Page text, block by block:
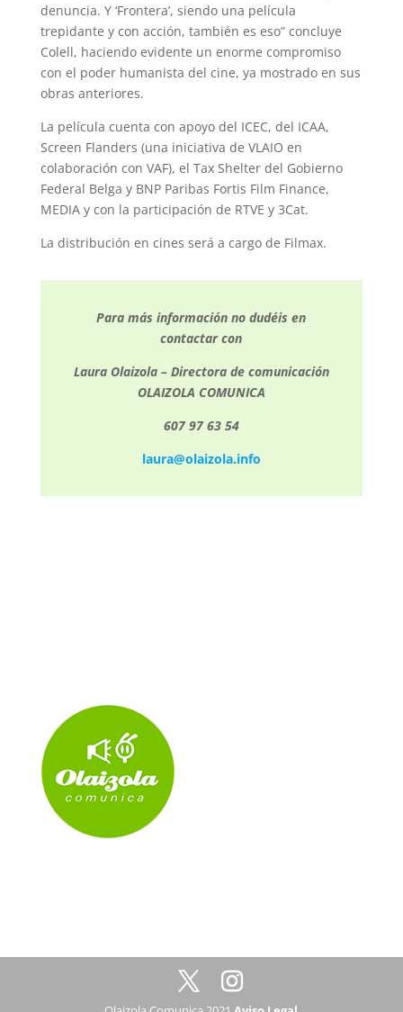
denuncia. Y ‘Frontera’, siendo una película
trepidante y con acción, también es eso” concluye
Colell, haciendo evidente un enorme compromiso
con el poder humanista del cine, ya mostrado en sus
obras anteriores.
La película cuenta con apoyo del ICEC, del ICAA,
Screen Flanders (una iniciativa de VLAIO en
colaboración con VAF), el Tax Shelter del Gobierno
Federal Belga y BNP Paribas Fortis Film Finance,
MEDIA y con la participación de RTVE y 3Cat.
La distribución en cines será a cargo de Filmax.
Para más información no dudéis en
contactar con
Laura Olaizola – Directora de comunicación
OLAIZOLA COMUNICA
607 97 63 54
laura@olaizola.info